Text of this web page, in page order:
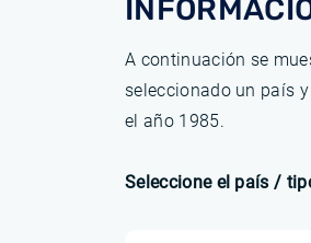
A continuación se
seleccionado un país
el año 1985.
Seleccione el país /